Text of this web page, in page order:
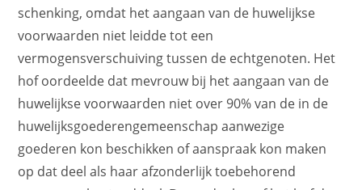
schenking, omdat het aangaan van de huwelijkse
voorwaarden niet leidde tot een
vermogensverschuiving tussen de echtgenoten. Het
hof oordeelde dat mevrouw bij het aangaan van de
huwelijkse voorwaarden niet over 90% van de in de
huwelijksgoederengemeenschap aanwezige
goederen kon beschikken of aanspraak kon maken
op dat deel als haar afzonderlijk toebehorend